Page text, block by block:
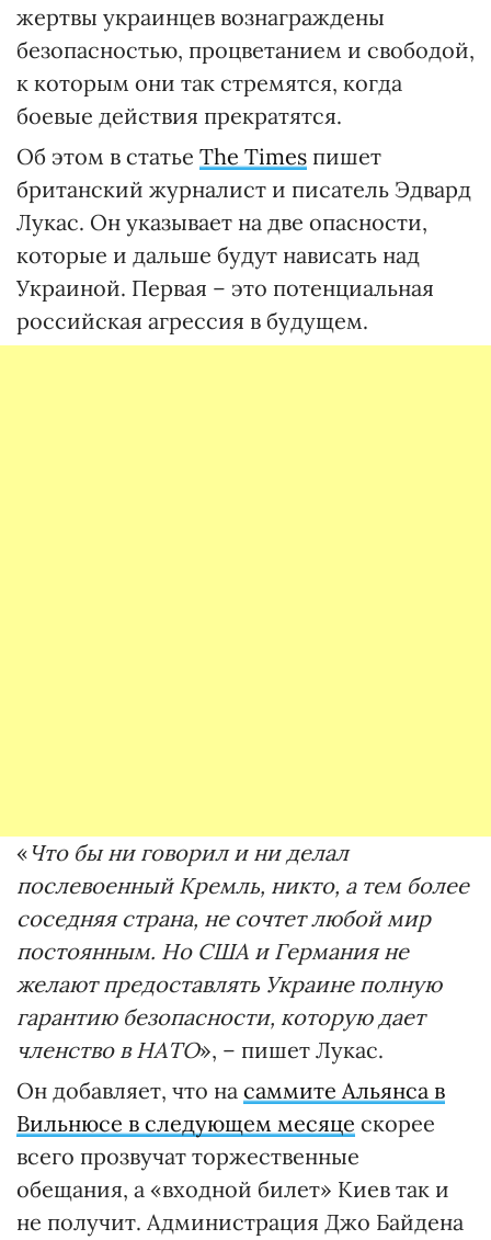
жертвы украинцев вознаграждены
безопасностью, процветанием и свободой,
к которым они так стремятся, когда
боевые действия прекратятся.
Об этом в статье The Times пишет
британский журналист и писатель Эдвард
Лукас. Он указывает на две опасности,
которые и дальше будут нависать над
Украиной. Первая – это потенциальная
российская агрессия в будущем.
« Что бы ни говорил и ни делал
послевоенный Кремль, никто, а тем более
соседняя страна, не сочтет любой мир
постоянным. Но США и Германия не
желают предоставлять Украине полную
гарантию безопасности, которую дает
членство в НАТО», – пишет Лукас.
Он добавляет, что на саммите Альянса в
Вильнюсе в следующем месяце скорее
всего прозвучат торжественные
обещания, а «входной билет» Киев так и
не получит. Администрация Джо Байдена